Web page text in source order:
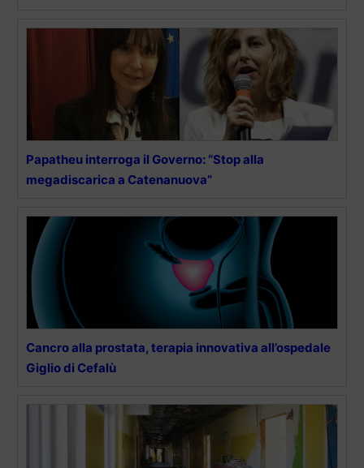
Papatheu interroga il Governo: “Stop alla
megadiscarica a Catenanuova”
Cancro alla prostata, terapia innovativa all’ospedale
Giglio di Cefalù